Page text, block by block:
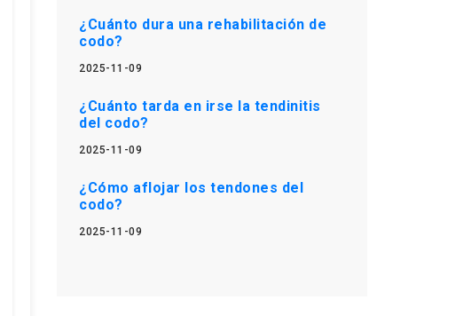
¿Cuánto dura una rehabilitación de
codo?
2025-11-09
¿Cuánto tarda en irse la tendinitis
del codo?
2025-11-09
¿Cómo aflojar los tendones del
codo?
2025-11-09